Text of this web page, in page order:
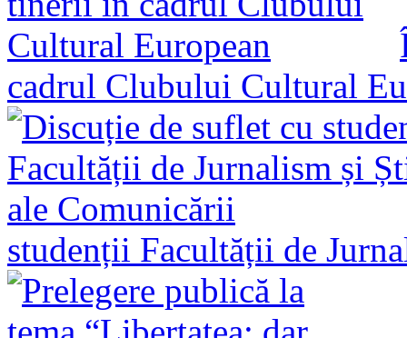
cadrul Clubului Cultural
studenții Facultății de